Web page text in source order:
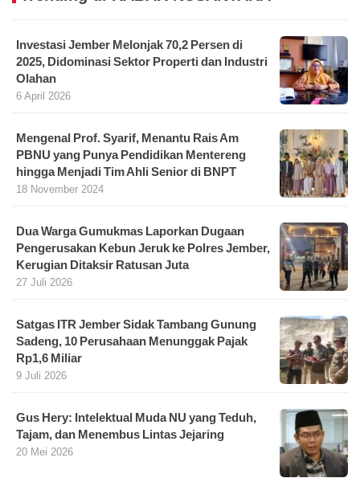
Investasi Jember Melonjak 70,2 Persen di
2025, Didominasi Sektor Properti dan Industri
Olahan
6 April 2026
Mengenal Prof. Syarif, Menantu Rais Am
PBNU yang Punya Pendidikan Mentereng
hingga Menjadi Tim Ahli Senior di BNPT
18 November 2024
Dua Warga Gumukmas Laporkan Dugaan
Pengerusakan Kebun Jeruk ke Polres Jember,
Kerugian Ditaksir Ratusan Juta
27 Juli 2026
Satgas ITR Jember Sidak Tambang Gunung
Sadeng, 10 Perusahaan Menunggak Pajak
Rp1,6 Miliar
9 Juli 2026
Gus Hery: Intelektual Muda NU yang Teduh,
Tajam, dan Menembus Lintas Jejaring
20 Mei 2026